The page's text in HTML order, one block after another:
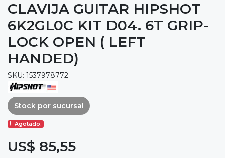
CLAVIJA GUITAR HIPSHOT
6K2GL0C KIT D04. 6T GRIP-
LOCK OPEN ( LEFT
HANDED)
SKU: 1537978772
Stock por sucursal
Agotado.
US$ 85,55